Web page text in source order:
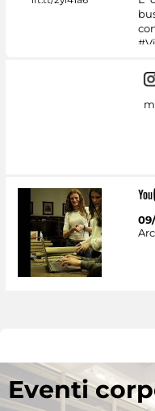
Eventi